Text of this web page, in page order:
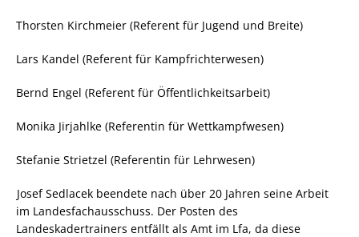
Thorsten Kirchmeier (Referent für Jugend und Breite)
Lars Kandel (Referent für Kampfrichterwesen)
Bernd Engel (Referent für Öffentlichkeitsarbeit)
Monika Jirjahlke (Referentin für Wettkampfwesen)
Stefanie Strietzel (Referentin für Lehrwesen)
Josef Sedlacek beendete nach über 20 Jahren seine Arbeit
im Landesfachausschuss. Der Posten des
Landeskadertrainers entfällt als Amt im Lfa, da diese